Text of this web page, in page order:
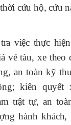
cứu hộ, cứu
việc thực
vé tàu, xe
an toàn kỹ
kiên quyết
trật tự, an
hành